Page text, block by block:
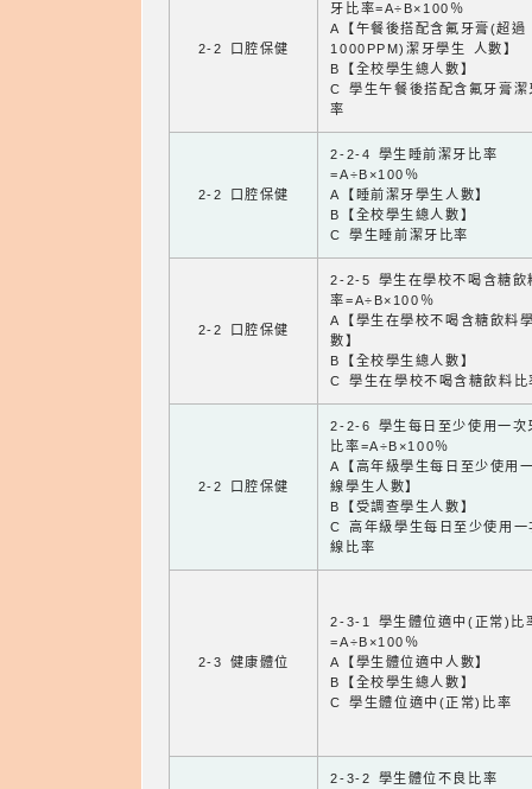
2-2 口腔保健
牙比率=A÷B×100％
A【午餐後搭配含氟牙膏(超過
1000PPM)潔牙學生 人數】
B【全校學生總人數】
C 學生午餐後搭配含氟牙膏潔
率
2-2 口腔保健
2-2-4 學生睡前潔牙比率
=A÷B×100％
A【睡前潔牙學生人數】
B【全校學生總人數】
C 學生睡前潔牙比率
2-2 口腔保健
2-2-5 學生在學校不喝含糖飲
率=A÷B×100％
A【學生在學校不喝含糖飲料
數】
B【全校學生總人數】
C 學生在學校不喝含糖飲料比
2-2 口腔保健
2-2-6 學生每日至少使用一次
比率=A÷B×100％
A【高年級學生每日至少使用
線學生人數】
B【受調查學生人數】
C 高年級學生每日至少使用一
線比率
2-3 健康體位
2-3-1 學生體位適中(正常)比
=A÷B×100％
A【學生體位適中人數】
B【全校學生總人數】
C 學生體位適中(正常)比率
2-3-2 學生體位不良比率